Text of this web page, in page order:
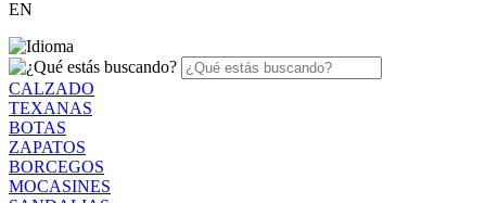
EN
CALZADO
TEXANAS
BOTAS
ZAPATOS
BORCEGOS
MOCASINES